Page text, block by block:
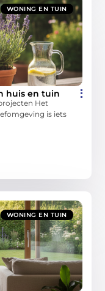
WONING EN TUIN
huis en tuin
Het
is iets
WONING EN TUIN